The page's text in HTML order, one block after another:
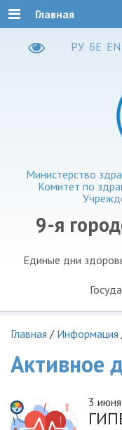
РУ БЕ EN
Министерство
Комитет по
9-я
Главная
Единые дни
Главная / Информация
Активное
3